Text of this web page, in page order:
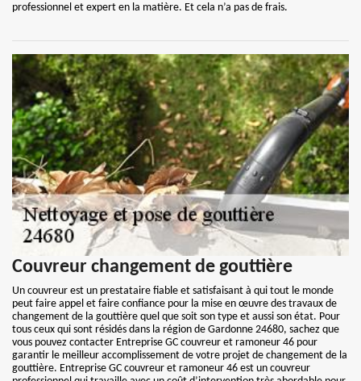
professionnel et expert en la matière. Et cela n’a pas de frais.
Couvreur changement de gouttière
Un couvreur est un prestataire fiable et satisfaisant à qui tout le monde
peut faire appel et faire confiance pour la mise en œuvre des travaux de
changement de la gouttière quel que soit son type et aussi son état. Pour
tous ceux qui sont résidés dans la région de Gardonne 24680, sachez que
vous pouvez contacter Entreprise GC couvreur et ramoneur 46 pour
garantir le meilleur accomplissement de votre projet de changement de la
gouttière. Entreprise GC couvreur et ramoneur 46 est un couvreur